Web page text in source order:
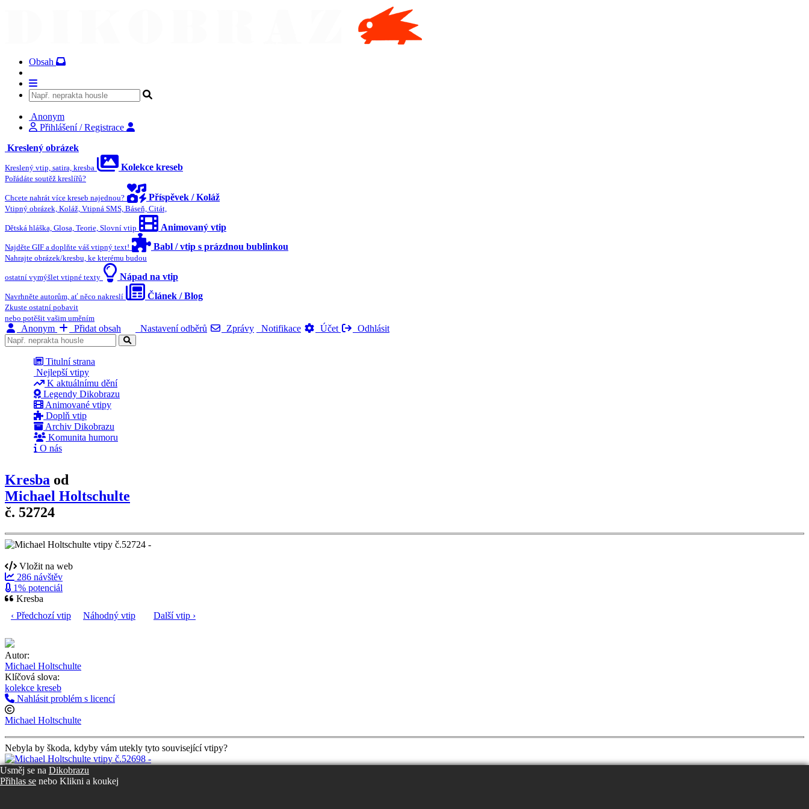
Obsah
Anonym
Přihlášení / Registrace
Kreslený obrázek
Kreslený vtip, satira, kresba Kolekce kreseb
Pořádáte soutěž kreslířů?
Chcete nahrát více kreseb najednou? Příspěvek / Koláž
Vtipný obrázek, Koláž, Vtipná SMS, Báseň, Citát,
Dětská hláška, Glosa, Teorie, Slovní vtip Animovaný vtip
Najděte GIF a doplňte váš vtipný text! Babl / vtip s prázdnou bublinkou
Nahrajte obrázek/kresbu, ke kterému budou
ostatní vymýšlet vtipné texty Nápad na vtip
Navrhněte autorům, ať něco nakreslí Článek / Blog
Zkuste ostatní pobavit
nebo potěšit vašim uměním
Anonym Přidat obsah Nastavení odběrů Zprávy Notifikace Účet Odhlásit
Titulní strana
Nejlepší vtipy
K aktuálnímu dění
Legendy Dikobrazu
Animované vtipy
Doplň vtip
Archiv Dikobrazu
Komunita humoru
O nás
Kresba od
Michael Holtschulte
č. 52724
Vložit na web
286 návštěv
1% potenciál
Kresba
‹ Předchozí vtip
Náhodný vtip Další vtip ›
Autor:
Michael Holtschulte
Klíčová slova:
kolekce kreseb
Nahlásit problém s licencí
Michael Holtschulte
Nebyla by škoda, kdyby vám utekly tyto související vtipy?
Usměj se na Dikobrazu
Přihlas se nebo Klikni a koukej